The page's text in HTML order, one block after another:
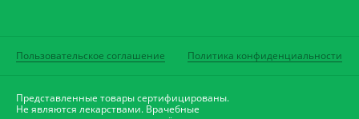
Пользовательское соглашение Политика конфиденциальности
Представленные товары сертифицированы.
Не являются лекарствами. Врачебные